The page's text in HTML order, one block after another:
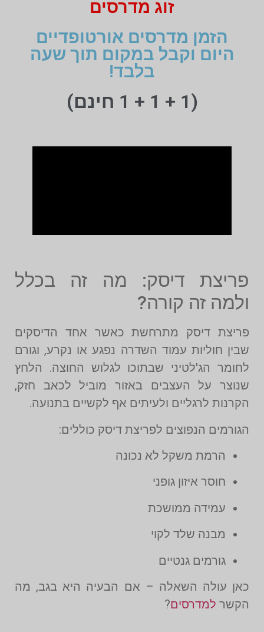
זוג מדרסים
הזמן מדרסים אורטופדיים
היום וקבל במקום תוך שעה
בלבד!
(1 + 1 + 1 חינם)
פריצת דיסק: מה זה בכלל
ולמה זה קורה?
פריצת דיסק מתרחשת כאשר אחד הדיסקים
שבין חוליות עמוד השדרה נפגע או נקרע, וגורם
לחומר הג'לטיני שבתוכו לגלוש החוצה. הלחץ
שנוצר על העצבים באזור מוביל לכאב חזק,
הקרנות לרגליים ולעיתים אף לקשיים בתנועה.
הגורמים הנפוצים לפריצת דיסק כוללים:
הרמת משקל לא נכונה
חוסר איזון גופני
עמידה ממושכת
מבנה שלד לקוי
גורמים גנטיים
כאן עולה השאלה – אם הבעיה היא בגב, מה
הקשר למדרסים?